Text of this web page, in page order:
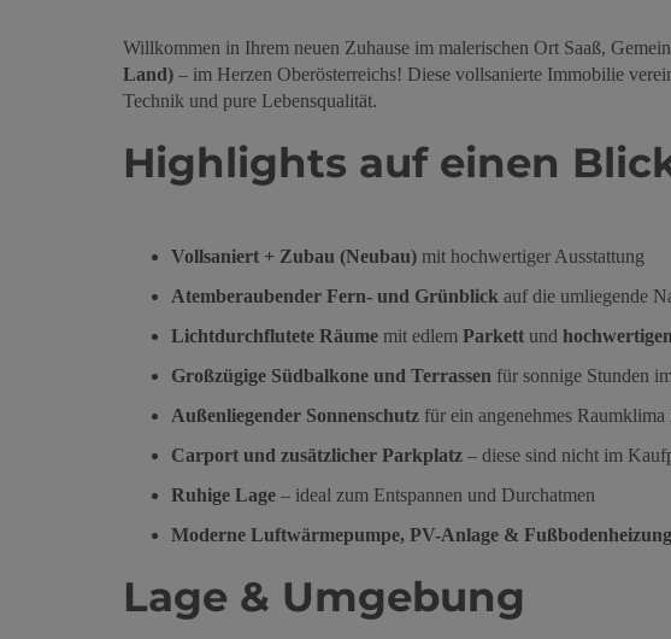
Willkommen in Ihrem neuen Zuhause im malerischen Ort Saaß,
Land) – im Herzen Oberösterreichs! Diese vollsanierte Immobilie
Technik und pure Lebensqualität.
Highlights auf einen
Vollsaniert + Zubau (Neubau) mit hochwertiger Ausstattung
Atemberaubender Fern- und Grünblick auf die umliegende
Lichtdurchflutete Räume mit edlem Parkett und
Großzügige Südbalkone und Terrassen für sonnige Stunden
Außenliegender Sonnenschutz für ein angenehmes
Carport und zusätzlicher Parkplatz – diese sind nicht im
Ruhige Lage – ideal zum Entspannen und Durchatmen
Moderne Luftwärmepumpe, PV-Anlage & Fußbodenheizung
Lage & Umgebung